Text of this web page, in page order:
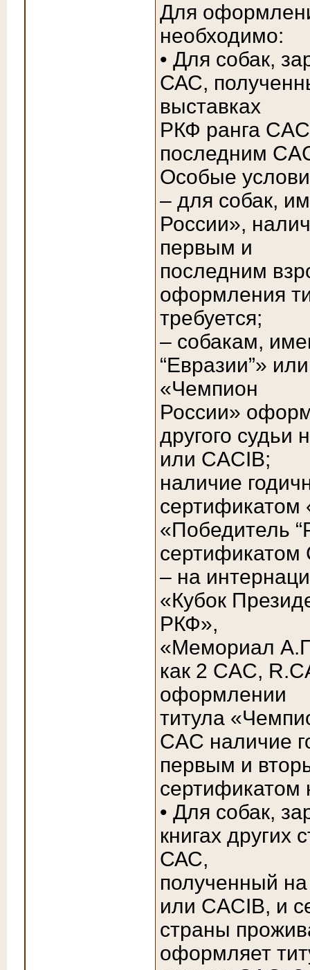
Для
необходимо:
• Для собак,
САС,
выставках
РКФ ранга
последним
Особые
– для собак,
России»,
первым и
последним
оформления
требуется;
– собакам,
“Евразии”»
«Чемпион
России»
другого судьи
или CACIB;
наличие
сертификатом
«Победитель
сертификатом
– на
«Кубок
РКФ»,
«Мемориал
как 2 CAC,
оформлении
титула
CAC наличие
первым и
сертификатом
• Для собак,
книгах других
САС,
полученный
или CACIB, и
страны
оформляет